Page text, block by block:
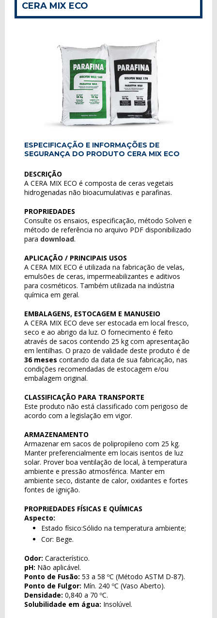
CERA MIX ECO
ESPECIFICAÇÃO E INFORMAÇÕES DE
SEGURANÇA DO PRODUTO CERA MIX ECO
DESCRIÇÃO
A CERA MIX ECO é composta de ceras vegetais
hidrogenadas não bioacumulativas e parafinas.
PROPRIEDADES
Consulte os ensaios, especificação, método Solven e
método de referência no arquivo PDF disponibilizado
para download.
APLICAÇÃO / PRINCIPAIS USOS
A CERA MIX ECO é utilizada na fabricação de velas,
emulsões de ceras, impermeabilizantes e aditivos
para cosméticos. Também utilizada na indústria
química em geral.
EMBALAGENS, ESTOCAGEM E MANUSEIO
A CERA MIX ECO deve ser estocada em local fresco,
seco e ao abrigo da luz. O fornecimento é feito
através de sacos contendo 25 kg com apresentação
em lentilhas. O prazo de validade deste produto é de
36 meses contando da data de sua fabricação, nas
condições recomendadas de estocagem e/ou
embalagem original.
CLASSIFICAÇÃO PARA TRANSPORTE
Este produto não está classificado com perigoso de
acordo com a legislação em vigor.
ARMAZENAMENTO
Armazenar em sacos de polipropileno com 25 kg.
Manter preferencialmente em locais isentos de luz
solar. Prover boa ventilação de local, à temperatura
ambiente e pressão atmosférica. Manter em
ambiente seco, distante de calor, oxidantes e fortes
fontes de ignição.
PROPRIEDADES FÍSICAS E QUÍMICAS
Aspecto:
Estado físico:Sólido na temperatura ambiente;
Cor: Bege.
Odor: Característico.
pH: Não aplicável.
Ponto de Fusão: 53 a 58 ºC (Método ASTM D-87).
Ponto de Fulgor: Mín. 240 ºC (Vaso Aberto).
Densidade: 0,840 a 70 ºC.
Solubilidade em água: Insolúvel.